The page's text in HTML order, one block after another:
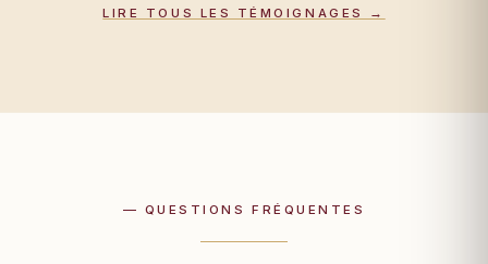
LIRE TOUS LES TÉMOIGNAGES →
— QUESTIONS FRÉQUENTES